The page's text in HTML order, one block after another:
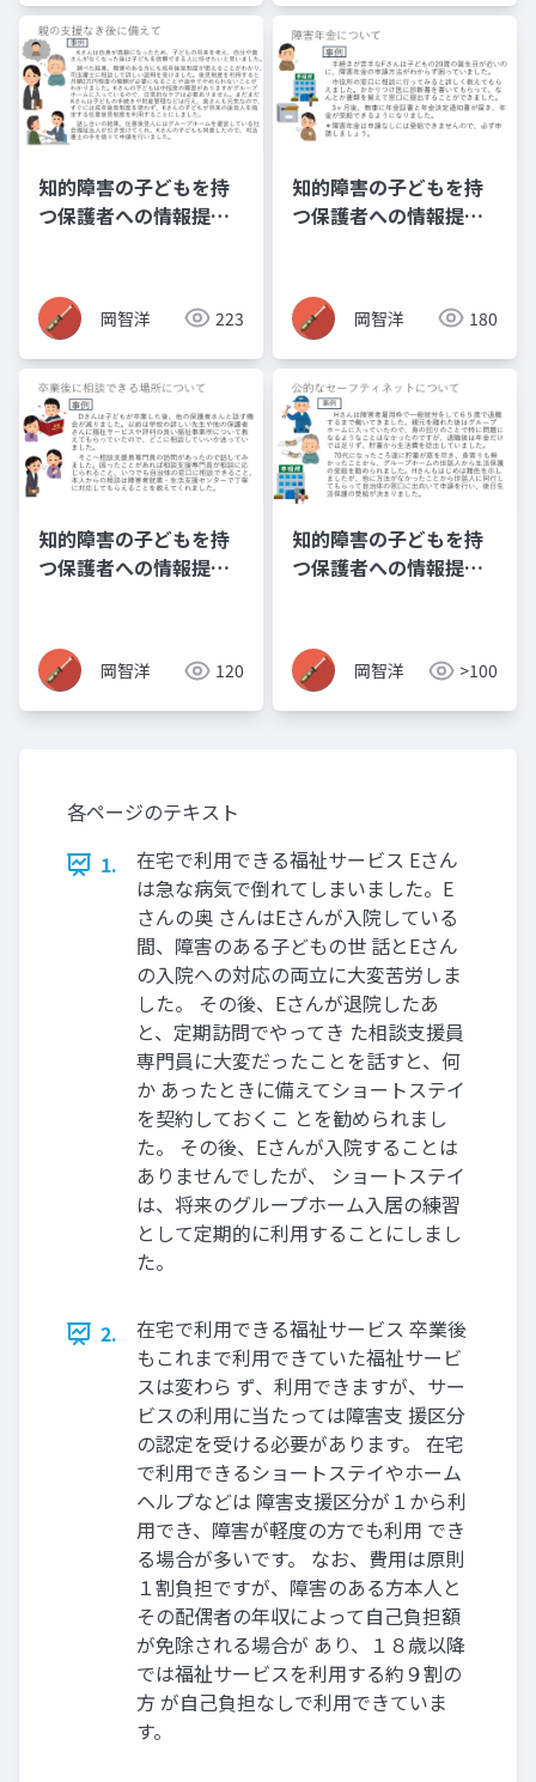
知的障害の子どもを持
つ保護者への情報提供
事業
岡智洋 223
知的障害の子どもを持
つ保護者への情報提供
岡智洋 180
知的障害の子どもを持
つ保護者への情報提供
岡智洋 120
知的障害の子どもを持
つ保護者への情報提供
岡智洋 >100
各ページのテキスト
1.
在宅で利用できる福祉サービス Eさん
は急な病気で倒れてしまいました。E
さんの奥 さんはEさんが入院している
間、障害のある子どもの世 話とEさん
の入院への対応の両立に大変苦労しま
した。 その後、Eさんが退院したあ
と、定期訪問でやってき た相談支援員
専門員に大変だったことを話すと、何
か あったときに備えてショートステイ
を契約しておくこ とを勧められまし
た。 その後、Eさんが入院することは
ありませんでしたが、 ショートステイ
は、将来のグループホーム入居の練習
として定期的に利用することにしまし
た。
2.
在宅で利用できる福祉サービス 卒業後
もこれまで利用できていた福祉サービ
スは変わら ず、利用できますが、サー
ビスの利用に当たっては障害支 援区分
の認定を受ける必要があります。 在宅
で利用できるショートステイやホーム
ヘルプなどは 障害支援区分が１から利
用でき、障害が軽度の方でも利用 でき
る場合が多いです。 なお、費用は原則
１割負担ですが、障害のある方本人と
その配偶者の年収によって自己負担額
が免除される場合が あり、１８歳以降
では福祉サービスを利用する約９割の
方 が自己負担なしで利用できていま
す。